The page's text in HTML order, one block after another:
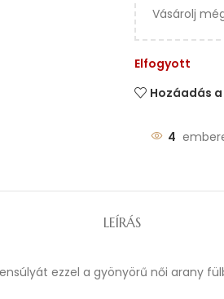
Vásárolj
Elfogyott
Hozáadás
4
LEÍRÁS
ezzel a gyönyörű női arany